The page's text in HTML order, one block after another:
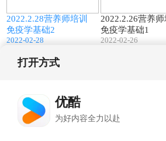
2022.2.28营养师培训
免疫学基础2
2022-02-28
2022.2.26营养师
免疫学基础1
2022-02-26
打开方式
优酷
为好内容全力以赴